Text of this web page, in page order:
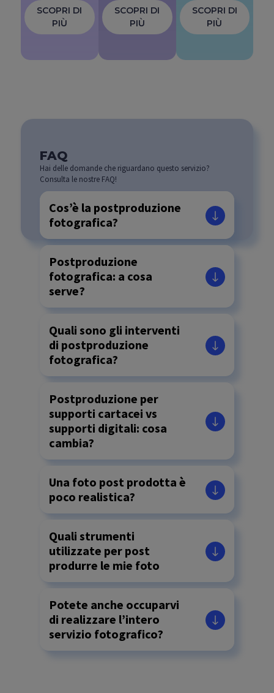
SCOPRI DI
PIÙ
SCOPRI DI
PIÙ
SCOPRI DI
PIÙ
FAQ
Hai delle domande che riguardano questo servizio?
Consulta le nostre FAQ!
Cos’è la postproduzione
fotografica?
Postproduzione
fotografica: a cosa
serve?
Quali sono gli interventi
di postproduzione
fotografica?
Postproduzione per
supporti cartacei vs
supporti digitali: cosa
cambia?
Una foto post prodotta è
poco realistica?
Quali strumenti
utilizzate per post
produrre le mie foto
Potete anche occuparvi
di realizzare l’intero
servizio fotografico?